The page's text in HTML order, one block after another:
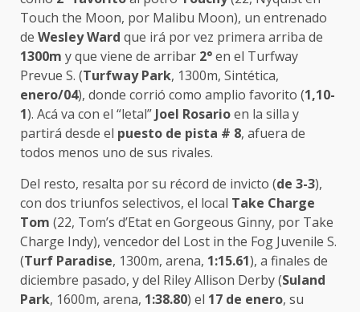
Touch the Moon, por Malibu Moon), un entrenado
de Wesley Ward que irá por vez primera arriba de
1300m y que viene de arribar 2°en el Turfway
Prevue S. (Turfway Park, 1300m, Sintética,
enero/04), donde corrió como amplio favorito (1,10-
1). Acá va con el “letal” Joel Rosarioen la silla y
partirá desde el puesto de pista # 8, afuera de
todos menos uno de sus rivales.
Del resto, resalta por su récord de invicto (de 3-3),
con dos triunfos selectivos, el local Take Charge
Tom (22, Tom’s d’Etat en Gorgeous Ginny, por Take
Charge Indy), vencedor del Lost in the Fog Juvenile S.
(Turf Paradise, 1300m, arena, 1:15.61), a finales de
diciembre pasado, y del Riley Allison Derby (Suland
Park, 1600m, arena, 1:38.80) el 17 de enero, su